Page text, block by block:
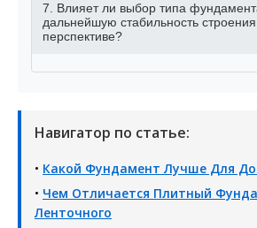
7. Влияет ли выбор типа
дальнейшую стабильность
перспективе?
Навигатор по статье:
• Какой Фундамент Лучше Для
• Чем Отличается Плитный
Ленточного